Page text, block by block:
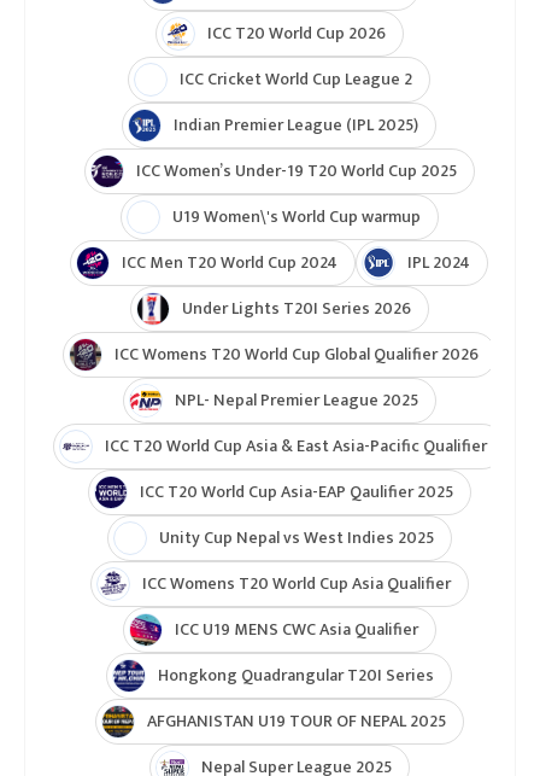
ICC T20 World Cup 2026
ICC Cricket World Cup League 2
Indian Premier League (IPL 2025)
ICC Women’s Under-19 T20 World Cup 2025
U19 Women\'s World Cup warmup
ICC Men T20 World Cup 2024
IPL 2024
Under Lights T20I Series 2026
ICC Womens T20 World Cup Global Qualifier 2026
NPL- Nepal Premier League 2025
ICC T20 World Cup Asia & East Asia-Pacific Qualifier
ICC T20 World Cup Asia-EAP Qaulifier 2025
Unity Cup Nepal vs West Indies 2025
ICC Womens T20 World Cup Asia Qualifier
ICC U19 MENS CWC Asia Qualifier
Hongkong Quadrangular T20I Series
AFGHANISTAN U19 TOUR OF NEPAL 2025
Nepal Super League 2025